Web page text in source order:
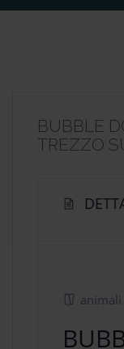
BUBBLE
TREZZO
animali